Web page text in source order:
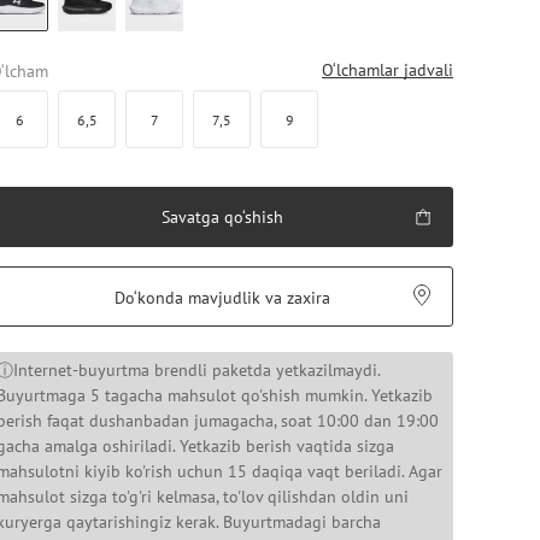
O‘lchamlar jadvali
6 6,5 7 7,5 9
Savatga qo‘shish
Do‘konda mavjudlik va zaxira
buyurtma brendli paketda yetkazilmaydi.
5 tagacha mahsulot qo'shish mumkin. Yetkazib
faqat dushanbadan jumagacha, soat 10:00 dan 19:00
amalga oshiriladi. Yetkazib berish vaqtida sizga
kiyib ko'rish uchun 15 daqiqa vaqt beriladi. Agar
sizga to'g'ri kelmasa, to'lov qilishdan oldin uni
qaytarishingiz kerak. Buyurtmadagi barcha